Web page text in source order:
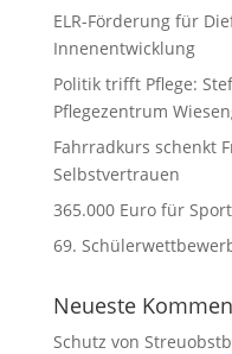
ELR-Förderung für
Innenentwicklung
Politik trifft Pflege:
Pflegezentrum
Fahrradkurs schenkt
Selbstvertrauen
365.000 Euro für
69.
Neueste
Schutz von